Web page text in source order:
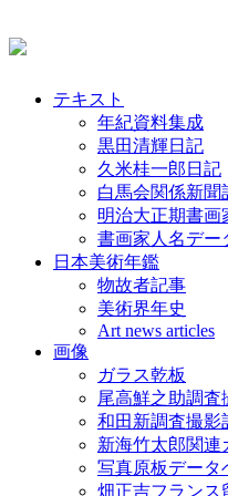
テキスト
年紀資料集成
黒田清輝日記
久米桂一郎日記
白馬会関係新聞
明治大正期書画
書画家人名デー
日本美術年鑑
物故者記事
美術界年史
Art news articles
画像
ガラス乾板
尾高鮮之助調査
和田新調査撮影
新海竹太郎関連
写真原板データ
畑正吉フランス